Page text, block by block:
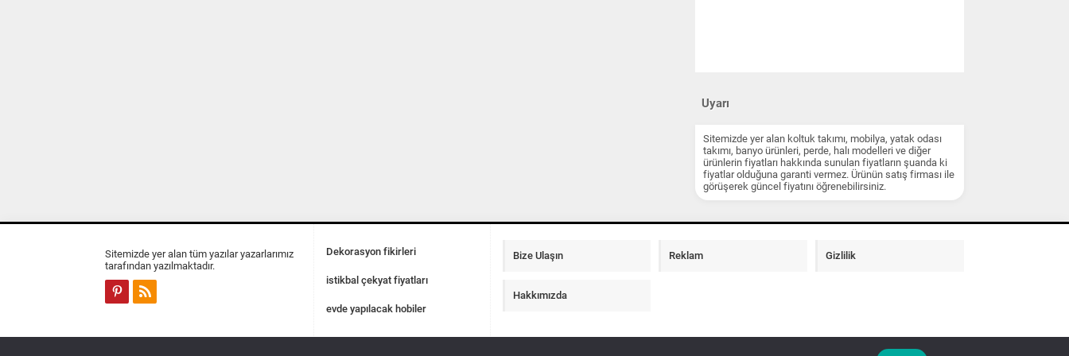
Uyarı
Sitemizde yer alan koltuk takımı, mobilya, yatak odası
takımı, banyo ürünleri, perde, halı modelleri ve diğer
ürünlerin fiyatları hakkında sunulan fiyatların şuanda ki
fiyatlar olduğuna garanti vermez. Ürünün satış firması ile
görüşerek güncel fiyatını öğrenebilirsiniz.
Sitemizde yer alan tüm yazılar yazarlarımız
tarafından yazılmaktadır.
Dekorasyon fikirleri
istikbal çekyat fiyatları
evde yapılacak hobiler
Bize Ulaşın Reklam Gizlilik
Hakkımızda